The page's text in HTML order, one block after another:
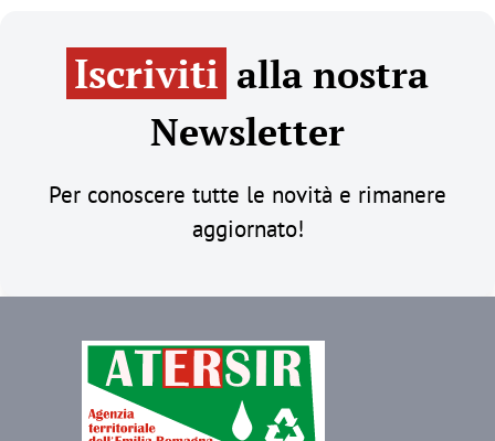
Iscriviti alla nostra
Newsletter
Per conoscere tutte le novità e rimanere
aggiornato!
Immagine